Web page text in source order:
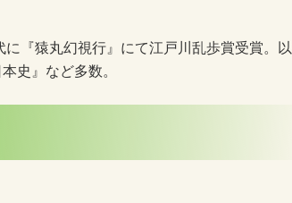
『猿丸幻視行』にて江戸川乱歩賞受賞。
史』など多数。